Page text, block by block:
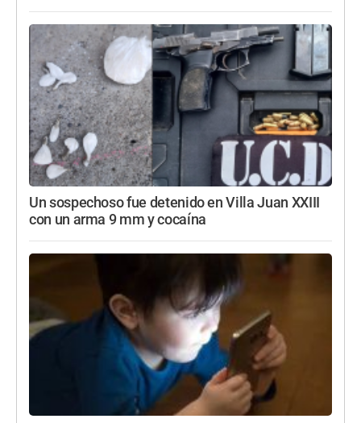
Un sospechoso fue detenido en Villa Juan XXIII
con un arma 9 mm y cocaína